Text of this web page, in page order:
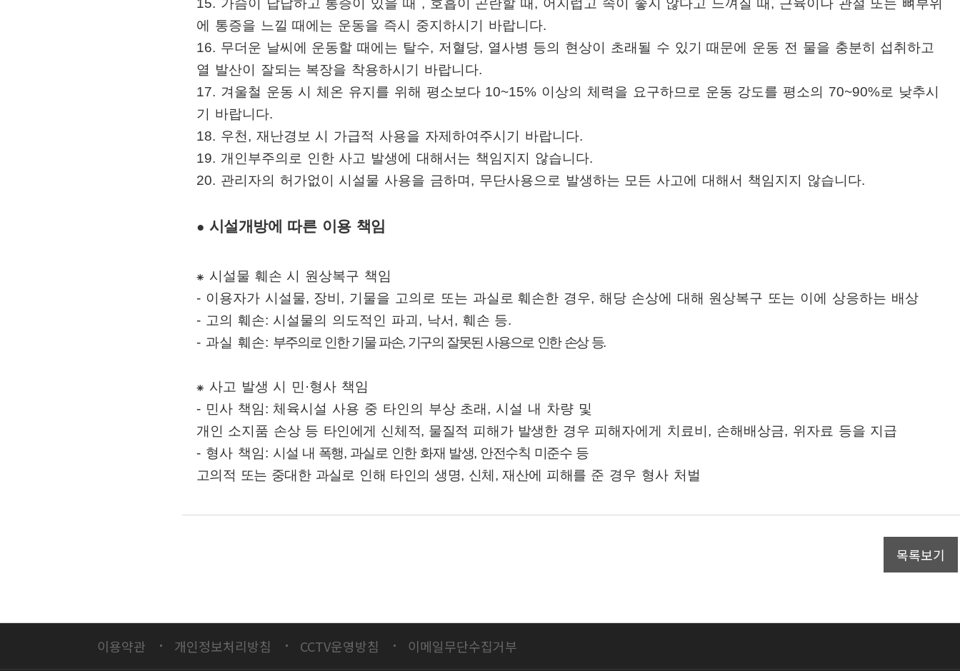
15. 가슴이 답답하고 통증이 있을 때 , 호흡이 곤란할 때 , 어지럽고 속이 좋지 않다고 느껴질 때 , 근육이나 관절 또는 뼈부위
에 통증을 느낄 때에는 운동을 즉시 중지하시기 바랍니다.
16. 무더운 날씨에 운동할 때에는 탈수, 저혈당, 열사병 등의 현상이 초래될 수 있기 때문에 운동 전 물을 충분히 섭취하고
열 발산이 잘되는 복장을 착용하시기 바랍니다.
17. 겨울철 운동 시 체온 유지를 위해 평소보다 10~15% 이상의 체력을 요구하므로 운동 강도를 평소의 70~90%로 낮추시
기 바랍니다.
18. 우천, 재난경보 시 가급적 사용을 자제하여주시기 바랍니다.
19. 개인부주의로 인한 사고 발생에 대해서는 책임지지 않습니다.
20. 관리자의 허가없이 시설물 사용을 금하며 , 무단사용으로 발생하는 모든 사고에 대해서 책임지지 않습니다.
● 시설개방에 따른 이용 책임
⁕ 시설물 훼손 시 원상복구 책임
- 이용자가 시설물, 장비 , 기물을 고의로 또는 과실로 훼손한 경우,해당 손상에 대해 원상복구 또는 이에 상응하는 배상
- 고의 훼손: 시설물의 의도적인 파괴 , 낙서 , 훼손 등.
- 과실 훼손: 부주의로 인한 기물 파손, 기구의 잘못된 사용으로 인한 손상 등.
⁕ 사고 발생 시 민 ·형사 책임
- 민사 책임: 체육시설 사용 중 타인의 부상 초래 , 시설 내 차량 및
개인 소지품 손상 등 타인에게 신체적, 물질적 피해가 발생한 경우 피해자에게 치료비 , 손해배상금, 위자료 등을 지급
- 형사 책임: 시설 내 폭행, 과실로 인한 화재 발생, 안전수칙 미준수 등
고의적 또는 중대한 과실로 인해 타인의 생명, 신체 ,재산에 피해를 준 경우 형사 처벌
목록보기
이용약관 개인정보처리방침 CCTV운영방침 이메일무단수집거부